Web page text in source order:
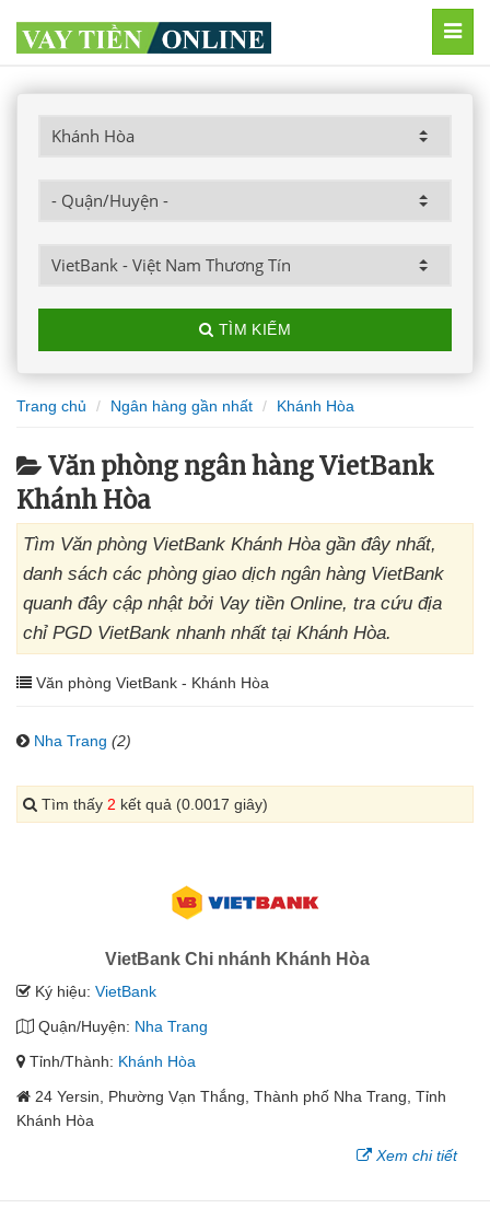
TÌM KIẾM
Trang chủ Ngân hàng gần nhất Khánh Hòa
Văn phòng ngân hàng VietBank
Khánh Hòa
Tìm Văn phòng VietBank Khánh Hòa gần đây nhất,
danh sách các phòng giao dịch ngân hàng VietBank
quanh đây cập nhật bởi Vay tiền Online, tra cứu địa
chỉ PGD VietBank nhanh nhất tại Khánh Hòa.
Văn phòng VietBank - Khánh Hòa
Nha Trang (2)
Tìm thấy 2 kết quả (0.0017 giây)
VietBank Chi nhánh Khánh Hòa
Ký hiệu: VietBank
Quận/Huyện: Nha Trang
Tỉnh/Thành: Khánh Hòa
24 Yersin, Phường Vạn Thắng, Thành phố Nha Trang, Tỉnh
Khánh Hòa
Xem chi tiết